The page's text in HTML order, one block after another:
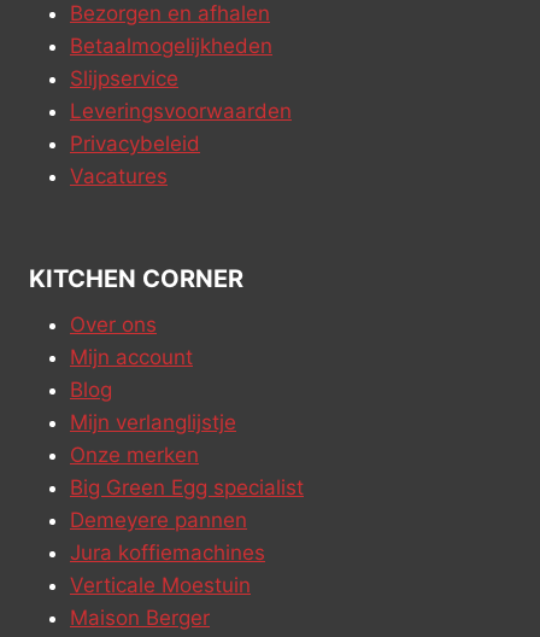
Bezorgen en afhalen
Betaalmogelijkheden
Slijpservice
Leveringsvoorwaarden
Privacybeleid
Vacatures
KITCHEN CORNER
Over ons
Mijn account
Blog
Mijn verlanglijstje
Onze merken
Big Green Egg specialist
Demeyere pannen
Jura koffiemachines
Verticale Moestuin
Maison Berger